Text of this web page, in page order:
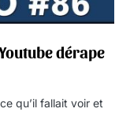
dérape
qu’il fallait voir et